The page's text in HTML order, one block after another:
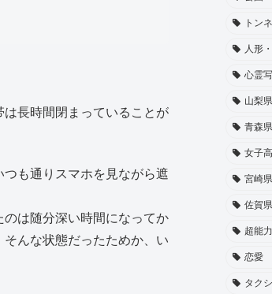
長時間閉まっていることが
も通りスマホを見ながら遮
は随分深い時間になってか
んな状態だったためか、い
トン
人形
心霊
山梨県
青森県
女子
宮崎県
佐賀県
超能力
恋愛
タク